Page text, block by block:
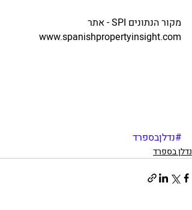
מקור הנתונים SPI - אתר
www.spanishpropertyinsight.com
#נדלןבספרד
נדלן בספרד